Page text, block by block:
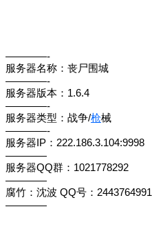
————-
服务器名称：丧尸围城
————-
服务器版本：1.6.4
————-
服务器类型：战争/枪械
————-
服务器IP：222.186.3.104:9998
————
服务器QQ群：1021778292
————
腐竹：沈波 QQ号：2443764991
————